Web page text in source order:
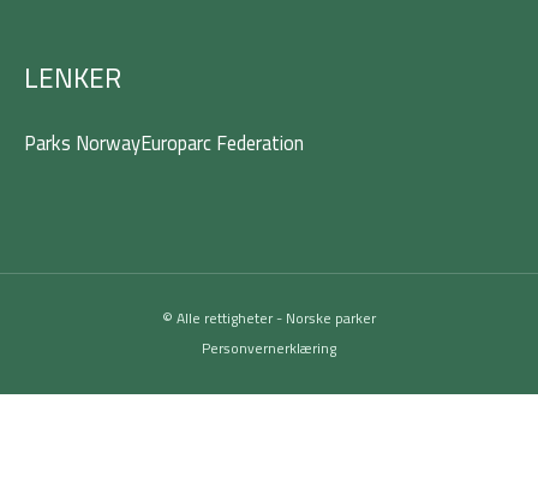
LENKER
Parks NorwayEuroparc Federation
© Alle rettigheter - Norske parker
Personvernerklæring